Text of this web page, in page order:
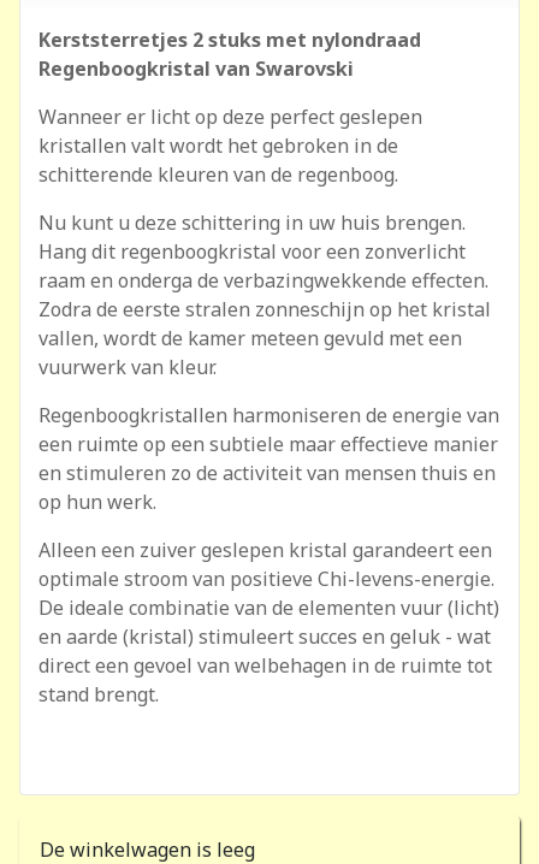
Kerststerretjes 2 stuks met nylondraad
Regenboogkristal van Swarovski
Wanneer er licht op deze perfect geslepen
kristallen valt wordt het gebroken in de
schitterende kleuren van de regenboog.
Nu kunt u deze schittering in uw huis brengen.
Hang dit regenboogkristal voor een zonverlicht
raam en onderga de verbazingwekkende effecten.
Zodra de eerste stralen zonneschijn op het kristal
vallen, wordt de kamer meteen gevuld met een
vuurwerk van kleur.
Regenboogkristallen harmoniseren de energie van
een ruimte op een subtiele maar effectieve manier
en stimuleren zo de activiteit van mensen thuis en
op hun werk.
Alleen een zuiver geslepen kristal garandeert een
optimale stroom van positieve Chi-levens-energie.
De ideale combinatie van de elementen vuur (licht)
en aarde (kristal) stimuleert succes en geluk - wat
direct een gevoel van welbehagen in de ruimte tot
stand brengt.
De winkelwagen is leeg